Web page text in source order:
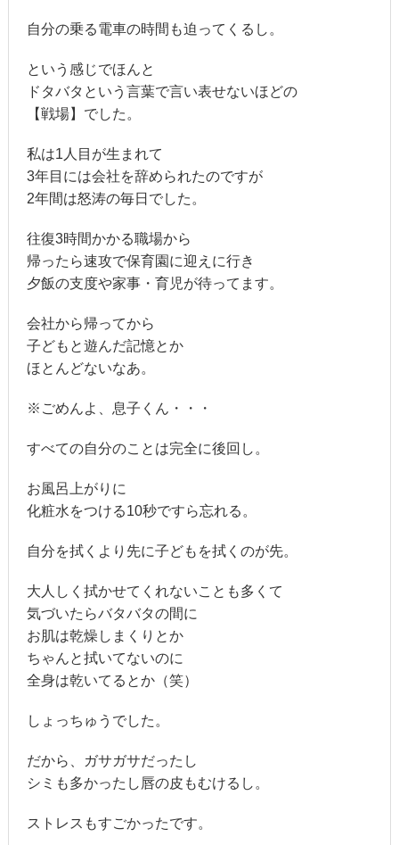
自分の乗る電車の時間も迫ってくるし。
という感じでほんと
ドタバタという言葉で言い表せないほどの
【戦場】でした。
私は1人目が生まれて
3年目には会社を辞められたのですが
2年間は怒涛の毎日でした。
往復3時間かかる職場から
帰ったら速攻で保育園に迎えに行き
夕飯の支度や家事・育児が待ってます。
会社から帰ってから
子どもと遊んだ記憶とか
ほとんどないなあ。
※ごめんよ、息子くん・・・
すべての自分のことは完全に後回し。
お風呂上がりに
化粧水をつける10秒ですら忘れる。
自分を拭くより先に子どもを拭くのが先。
大人しく拭かせてくれないことも多くて
気づいたらバタバタの間に
お肌は乾燥しまくりとか
ちゃんと拭いてないのに
全身は乾いてるとか（笑）
しょっちゅうでした。
だから、ガサガサだったし
シミも多かったし唇の皮もむけるし。
ストレスもすごかったです。